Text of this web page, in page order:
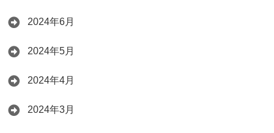
2024年6月
2024年5月
2024年4月
2024年3月